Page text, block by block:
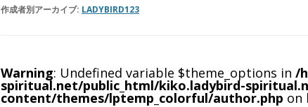
作成者別アーカイブ: LADYBIRD123
Warning: Undefined variable $theme_options in /
spiritual.net/public_html/kiko.ladybird-
content/themes/lptemp_colorful/author.php on